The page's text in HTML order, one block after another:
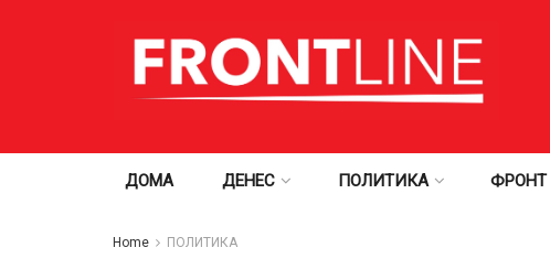
ДОМА ДЕНЕС ПОЛИТИКА ФРОНТ
Home ПОЛИТИКА